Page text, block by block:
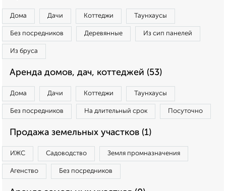
Дома Дачи Коттеджи Таунхаусы
Без посредников Деревянные Из сип панелей
Из бруса
Аренда домов, дач, коттеджей (53)
Дома Дачи Коттеджи Таунхаусы
Без посредников На длительный срок Посуточно
Продажа земельных участков (1)
ИЖС Садоводство Земля промназначения
Агенство Без посредников